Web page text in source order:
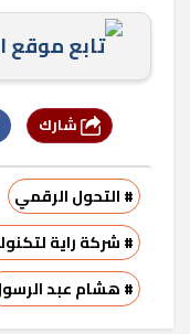
تابع موقع
# التحول الرقمي
# شركة راية
# هشام عبد